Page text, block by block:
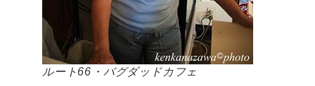
ルート66・バグダッドカフェ